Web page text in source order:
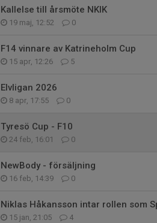
Kallelse till årsmöte NKIK
19 maj, 12:52 0
F14 vinnare av Katrineholm Cup
15 apr, 12:26 5
Elvligan 2026
8 apr, 17:55 0
Tyresö Cup - F10
24 feb, 16:01 0
NewBody - försäljning
16 feb, 14:39 0
Niklas Håkansson intar rollen som
15 jan, 21:05 4